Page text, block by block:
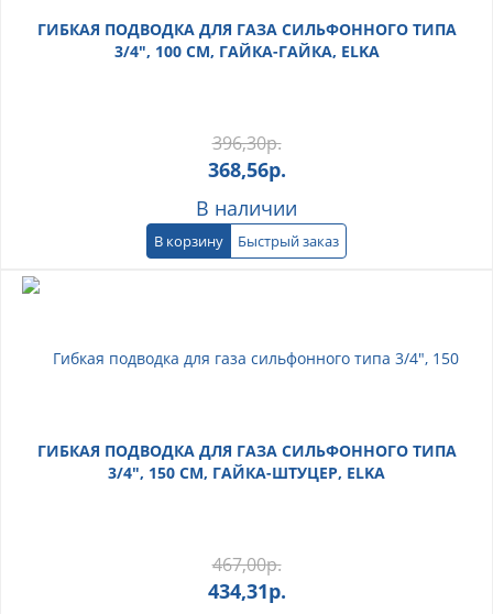
ГИБКАЯ ПОДВОДКА ДЛЯ ГАЗА СИЛЬФОННОГО ТИПА
3/4", 100 СМ, ГАЙКА-ГАЙКА, ELKA
396,30р.
368,56р.
В наличии
В корзину Быстрый заказ
ГИБКАЯ ПОДВОДКА ДЛЯ ГАЗА СИЛЬФОННОГО ТИПА
3/4", 150 СМ, ГАЙКА-ШТУЦЕР, ELKA
467,00р.
434,31р.